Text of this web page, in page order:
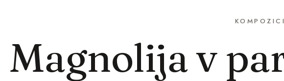
Magnolija v